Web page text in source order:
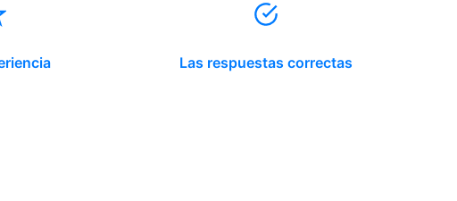
Las respuestas correctas